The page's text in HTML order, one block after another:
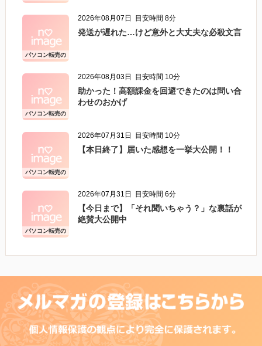
こと
パソコン転売の
こと
2026年08月07日 目安時間 8分
発送が遅れた…けど意外と大丈夫な必殺文言
パソコン転売の
こと
2026年08月03日 目安時間 10分
助かった！高額課金を回避できたのは問い合
わせのおかげ
パソコン転売の
こと
2026年07月31日 目安時間 10分
【本日終了】届いた感想を一挙大公開！！
パソコン転売の
こと
2026年07月31日 目安時間 6分
【今日まで】「それ聞いちゃう？」な裏話が
絶賛大公開中